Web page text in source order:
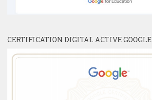
CERTIFICATION DIGITAL ACTIVE GOOGLE